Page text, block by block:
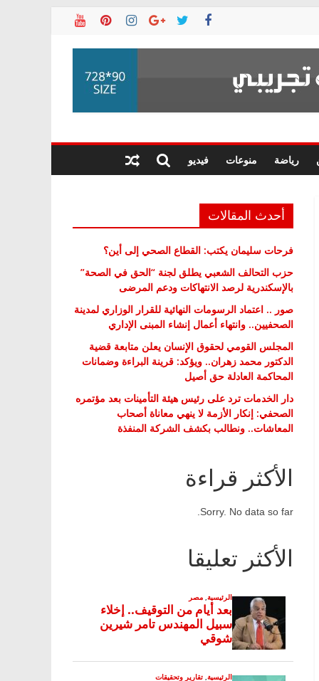
رياضة منوعات فيديو
أحدث المقالات
فرحات سليمان يكتب: القطاع الصحي إلى أين؟
حزب التحالف الشعبي يطلق لجنة “الحق في الصحة”
بالإسكندرية لرصد الانتهاكات ودعم المرضى
صور .. اعتماد الرسومات النهائية للقرار الوزاري لمدينة
الصحفيين.. وانتهاء أعمال إنشاء المبنى الإداري
المجلس القومي لحقوق الإنسان يعلن متابعة قضية
الدكتور محمد زهران.. ويؤكد: قرينة البراءة وضمانات
المحاكمة العادلة حق أصيل
دار الخدمات ترد على رئيس هيئة التأمينات بعد مؤتمره
الصحفي: إنكار الأزمة لا ينهي معاناة أصحاب
المعاشات.. ونطالب بكشف الشركة المنفذة
الأكثر قراءة
Sorry. No data so far.
الأكثر تعليقا